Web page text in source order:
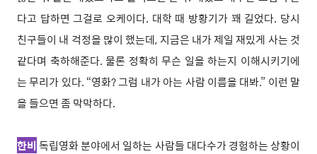
다고 답하면 그걸로 오케이다. 대학 때 방황기가 꽤 길었다. 당시
친구들이 내 걱정을 많이 했는데, 지금은 내가 제일 재밌게 사는 것
같다며 축하해준다. 물론 정확히 무슨 일을 하는지 이해시키기에
는 무리가 있다. “영화? 그럼 내가 아는 사람 이름을 대봐.” 이런 말
을 들으면 좀 막막하다.
한비 독립영화 분야에서 일하는 사람들 대다수가 경험하는 상황이